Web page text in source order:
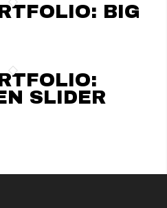
BIG
SLIDER